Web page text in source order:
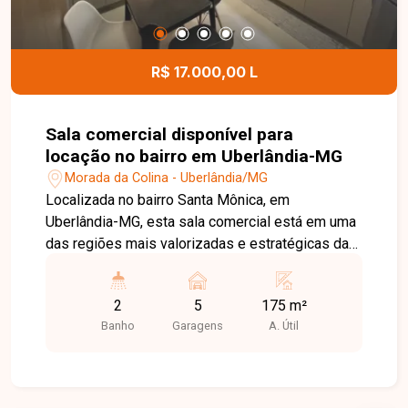
visita e venha conhecer todos os detalhes desta
loja comercial.
R$ 17.000,00 L
Sala comercial disponível para
locação no bairro em Uberlândia-MG
Morada da Colina - Uberlândia/MG
Localizada no bairro Santa Mônica, em
Uberlândia-MG, esta sala comercial está em uma
das regiões mais valorizadas e estratégicas da
acesso às principais vias e ampla infraestrutura
de comércios, bancos, restaurantes, clínicas e
diversos serviços, oferecendo excelente
2
Banho
5
Garagens
175 m²
A. Útil